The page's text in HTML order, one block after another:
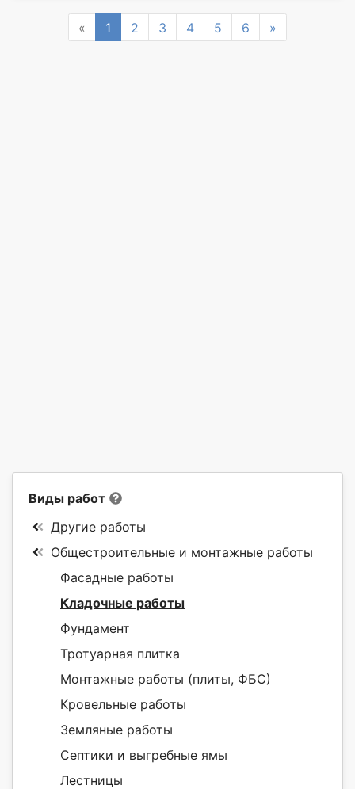
« Previous
1 2 3 4 5 6 »
Виды работ
Другие работы
Общестроительные и монтажные работы
Фасадные работы
Кладочные работы
Фундамент
Тротуарная плитка
Монтажные работы (плиты, ФБС)
Кровельные работы
Земляные работы
Септики и выгребные ямы
Лестницы